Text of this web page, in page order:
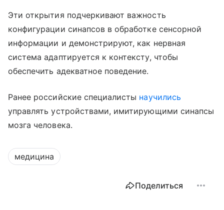
Эти открытия подчеркивают важность
конфигурации синапсов в обработке сенсорной
информации и демонстрируют, как нервная
система адаптируется к контексту, чтобы
обеспечить адекватное поведение.
Ранее российские специалисты научились
управлять устройствами, имитирующими синапсы
мозга человека.
медицина
Поделиться